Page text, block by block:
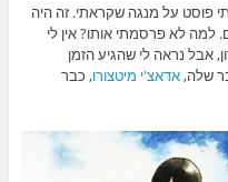
פוסט על מנגה שקראתי. זה היה
למה לא פרסמתי אותו? אין לי
נראה לי שהגיע הזמן
שלה,אדאצ'י מיטצורו, כבר